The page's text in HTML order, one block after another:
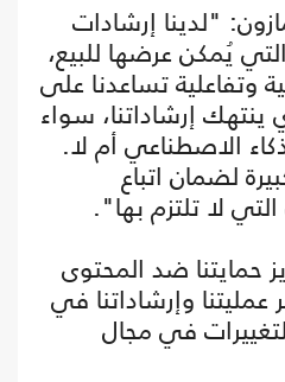
"لدينا إرشادات
يُمكن عرضها للبيع،
وتفاعلية تساعدنا على
إرشاداتنا، سواء
الاصطناعي أم لا.
لضمان اتباع
التي لا تلتزم بها".
ضد المحتوى
وإرشاداتنا في
في مجال